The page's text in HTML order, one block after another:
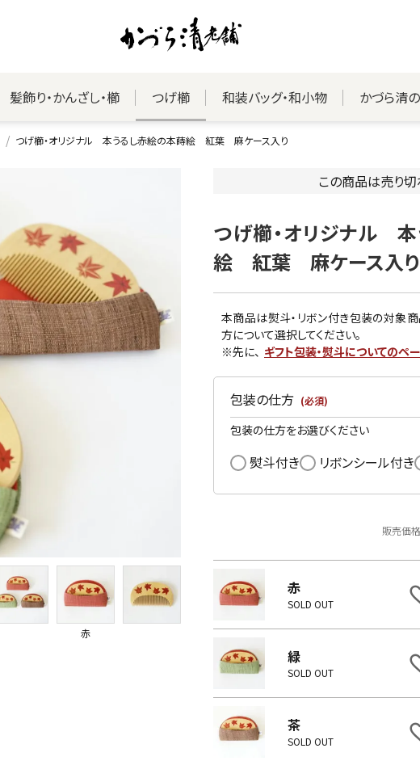
髪飾り・かんざし・櫛 つげ櫛 和装バッグ・和小物 かづら清
つげ櫛・オリジナル 本うるし赤絵の本蒔絵 紅葉 麻ケース入り
赤
この商品は売り
つげ櫛・オリジナル
絵 紅葉 麻ケース入り
本商品は熨斗・リボン付き包装の対象商
方について選択してください。
※先に、 ギフト包装・熨斗についてのペ
包装の仕方 (必須)
包装の仕方をお選びください
熨斗付き リボンシール付き
販売価格
赤
SOLD OUT
緑
SOLD OUT
茶
SOLD OUT